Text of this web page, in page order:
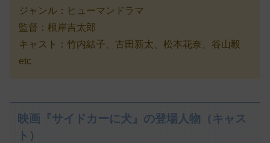
ジャンル：ヒューマンドラマ
監督：根岸吉太郎
キャスト：竹内結子、古田新太、松本花奈、谷山毅
etc
映画『サイドカーに犬』の登場人物（キャス
ト）